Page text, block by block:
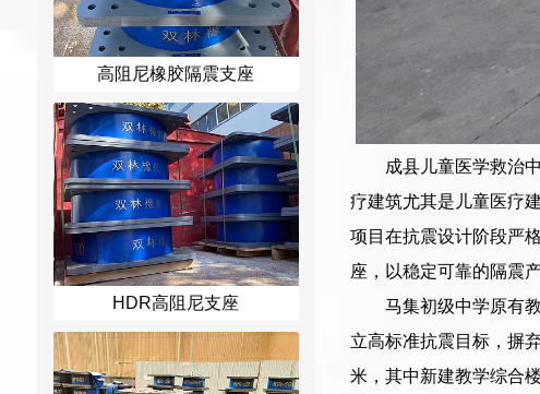
高阻尼橡胶隔震支座
HDR高阻尼支座
成县儿童医学救治
疗建筑尤其是儿童医疗
项目在抗震设计阶段严
座，以稳定可靠的隔震
马集初级中学原有
立高标准抗震目标，摒
米，其中新建教学综合